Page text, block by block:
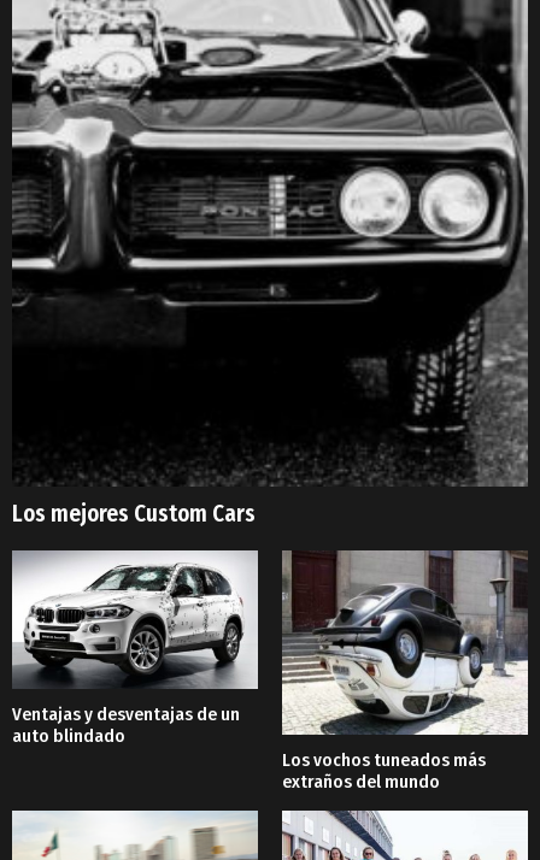
Los mejores Custom Cars
Ventajas y desventajas de un
auto blindado
Los vochos tuneados más
extraños del mundo